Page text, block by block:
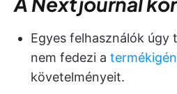
Egyes felhasználók úgy
nem fedezi a
követelményeit.